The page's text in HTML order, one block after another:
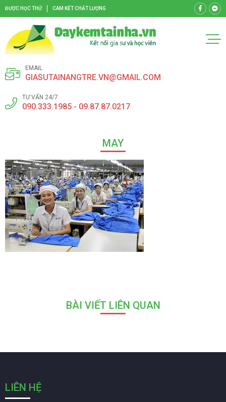
ĐƯỢC HỌC THỬ CAM KẾT CHẤT LƯỢNG
EMAIL
GIASUTAINANGTRE.VN@GMAIL.COM
TƯ VẤN 24/7
090.333.1985 - 09.87.87.0217
MAY
BÀI VIẾT LIÊN QUAN
LIÊN HỆ